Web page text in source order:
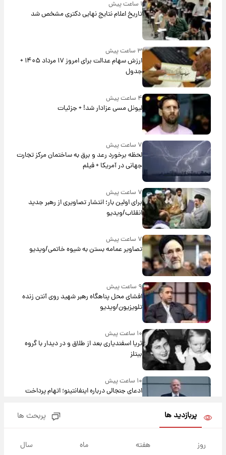
۱ ساعت پیش
تاریخ اعلام نتایج نهایی دکتری مشخص شد
۳ ساعت پیش
ارزش سهام عدالت برای امروز ۱۷ مرداد ۱۴۰۵ +
جدول
۴ ساعت پیش
لیونل مسی عزادار شد! + جزئیات
۷ ساعت پیش
لحظه برخورد رعد و برق به ساختمان مرکز تجارت
جهانی در آمریکا + فیلم
۷ ساعت پیش
برای اولین بار؛ انتشار تصاویری از رهبر جدید
انقلاب/ویدیو
۷ ساعت پیش
تصاویر عمامه بستن به شیوه خاتمی/ویدیو
۹ ساعت پیش
افشای محل پناهگاه‌ رهبر شهید روی آنتن زنده
تلویزیون/ویدیو
۱۰ ساعت پیش
ثریا اسفندیاری بعد از طلاق و در دیدار با گروه
بیتلز
۱۰ ساعت پیش
ادعای جنجالی درباره اینفانتینو؛ اتهام پرداخت
آلزایمر و زوال عقل افزایش می‌یابد؟
پربازدید ها پربحث ها
روز هفته ماه سال